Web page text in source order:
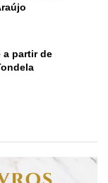
a partir de